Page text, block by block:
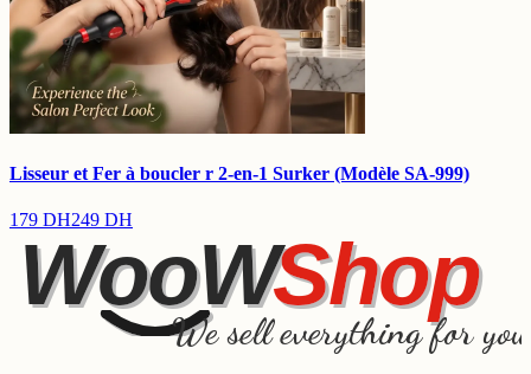
Lisseur et Fer à boucler r 2-en-1 Surker (Modèle SA-999)
179 DH249 DH
WooWShop
We sell everything for you